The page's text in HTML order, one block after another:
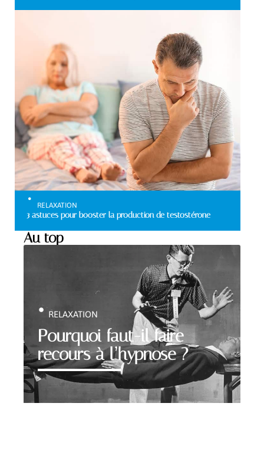
RELAXATION
3 astuces pour booster la production de testostérone
Au top
Pourquoi faut-il faire
recours à l’hypnose ?
RELAXATION